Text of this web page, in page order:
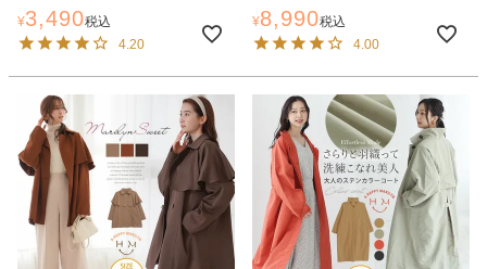
¥3,490税込
4.20
¥8,990税込
4.00